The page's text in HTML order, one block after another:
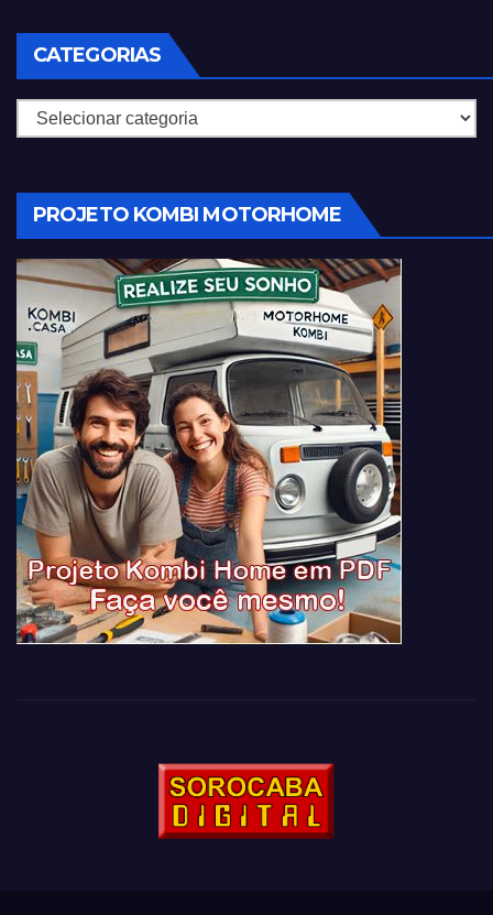
CATEGORIAS
Categorias
PROJETO KOMBI MOTORHOME